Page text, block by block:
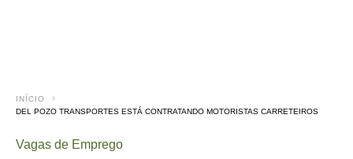
INÍCIO
DEL POZO TRANSPORTES ESTÁ CONTRATANDO MOTORISTAS CARRETEIROS
Vagas de Emprego